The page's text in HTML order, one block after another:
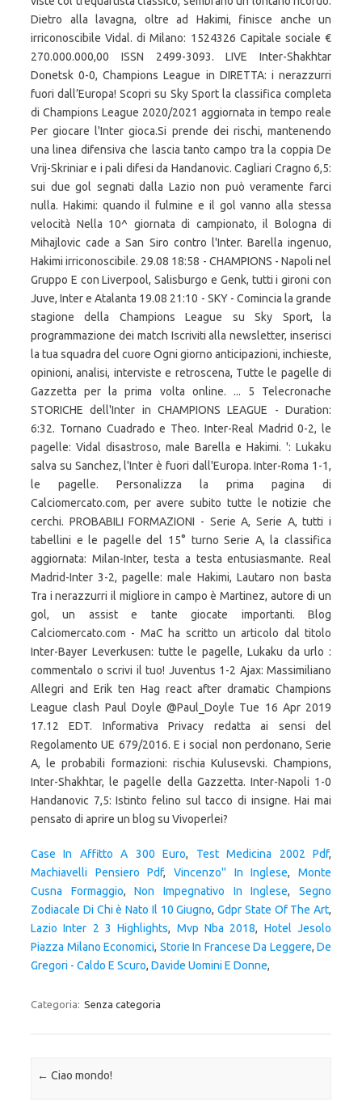
Case In Affitto A 300 Euro, Test Medicina 2002 Pdf,
Machiavelli Pensiero Pdf,Vincenzo'' In Inglese,Monte
Cusna Formaggio,Non Impegnativo In Inglese,Segno
Zodiacale Di Chi è Nato Il 10 Giugno, Gdpr State Of The Art,
Lazio Inter 2 3 Highlights, Mvp Nba 2018, Hotel Jesolo
Piazza Milano Economici, Storie In Francese Da Leggere, De
Gregori - Caldo E Scuro, Davide Uomini E Donne,
Categoria: Senza categoria
Navigazione articolo
← Ciao mondo!